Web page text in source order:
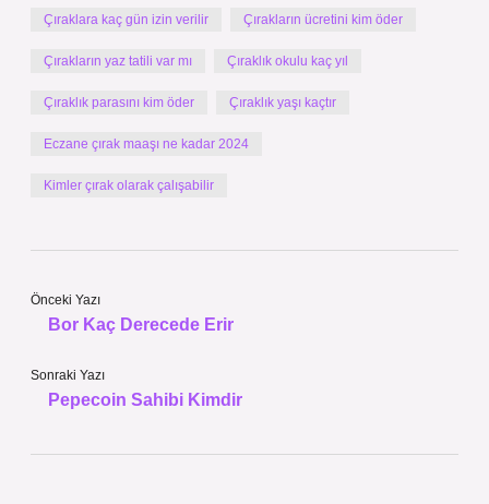
Çıraklara kaç gün izin verilir Çırakların ücretini kim öder
Çırakların yaz tatili var mı Çıraklık okulu kaç yıl
Çıraklık parasını kim öder Çıraklık yaşı kaçtır
Eczane çırak maaşı ne kadar 2024
Kimler çırak olarak çalışabilir
Önceki Yazı
Bor Kaç Derecede Erir
Sonraki Yazı
Pepecoin Sahibi Kimdir